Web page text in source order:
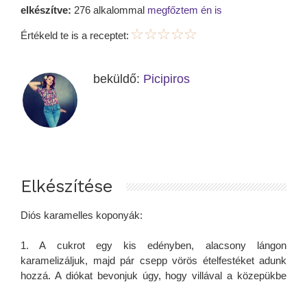
elkészítve: 276 alkalommal megfőztem én is
Értékeld te is a receptet:
beküldő: Picipiros
Elkészítése
Diós karamelles koponyák:
1. A cukrot egy kis edényben, alacsony lángon
karamelizáljuk, majd pár csepp vörös ételfestéket adunk
hozzá. A diókat bevonjuk úgy, hogy villával a közepükbe